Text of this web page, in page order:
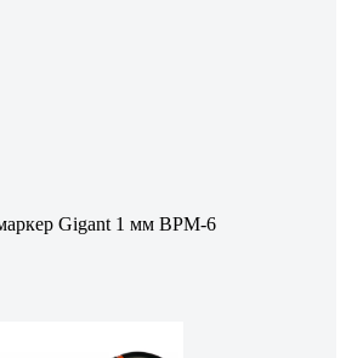
Gigant 1 мм BPM-6